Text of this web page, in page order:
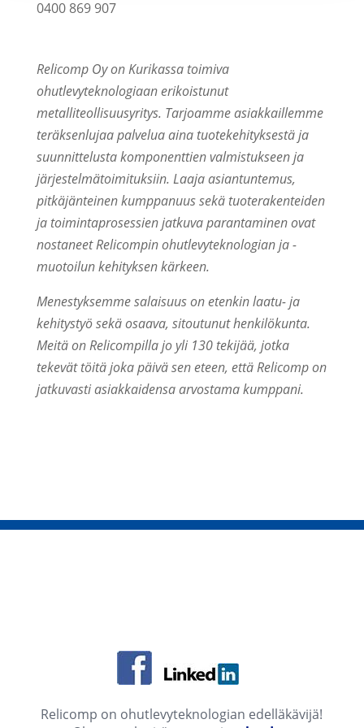
0400 869 907
Relicomp Oy on Kurikassa toimiva
ohutlevyteknologiaan erikoistunut
metalliteollisuusyritys. Tarjoamme asiakkaillemme
teräksenlujaa palvelua aina tuotekehityksestä ja
suunnittelusta komponenttien valmistukseen ja
järjestelmätoimituksiin. Laaja asiantuntemus,
pitkäjänteinen kumppanuus sekä tuoterakenteiden
ja toimintaprosessien jatkuva parantaminen ovat
nostaneet Relicompin ohutlevyteknologian ja -
muotoilun kehityksen kärkeen.
Menestyksemme salaisuus on etenkin laatu- ja
kehitystyö sekä osaava, sitoutunut henkilökunta.
Meitä on Relicompilla jo yli 130 tekijää, jotka
tekevät töitä joka päivä sen eteen, että Relicomp on
jatkuvasti asiakkaidensa arvostama kumppani.
Relicomp on ohutlevyteknologian edelläkävijä!